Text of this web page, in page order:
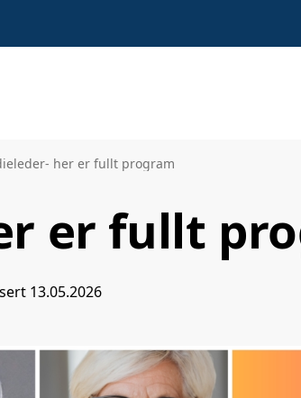
her er fullt program
er fullt
13.05.2026